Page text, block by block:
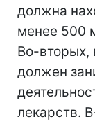
должна
менее 500
Во-вторых,
должен
лекарств.